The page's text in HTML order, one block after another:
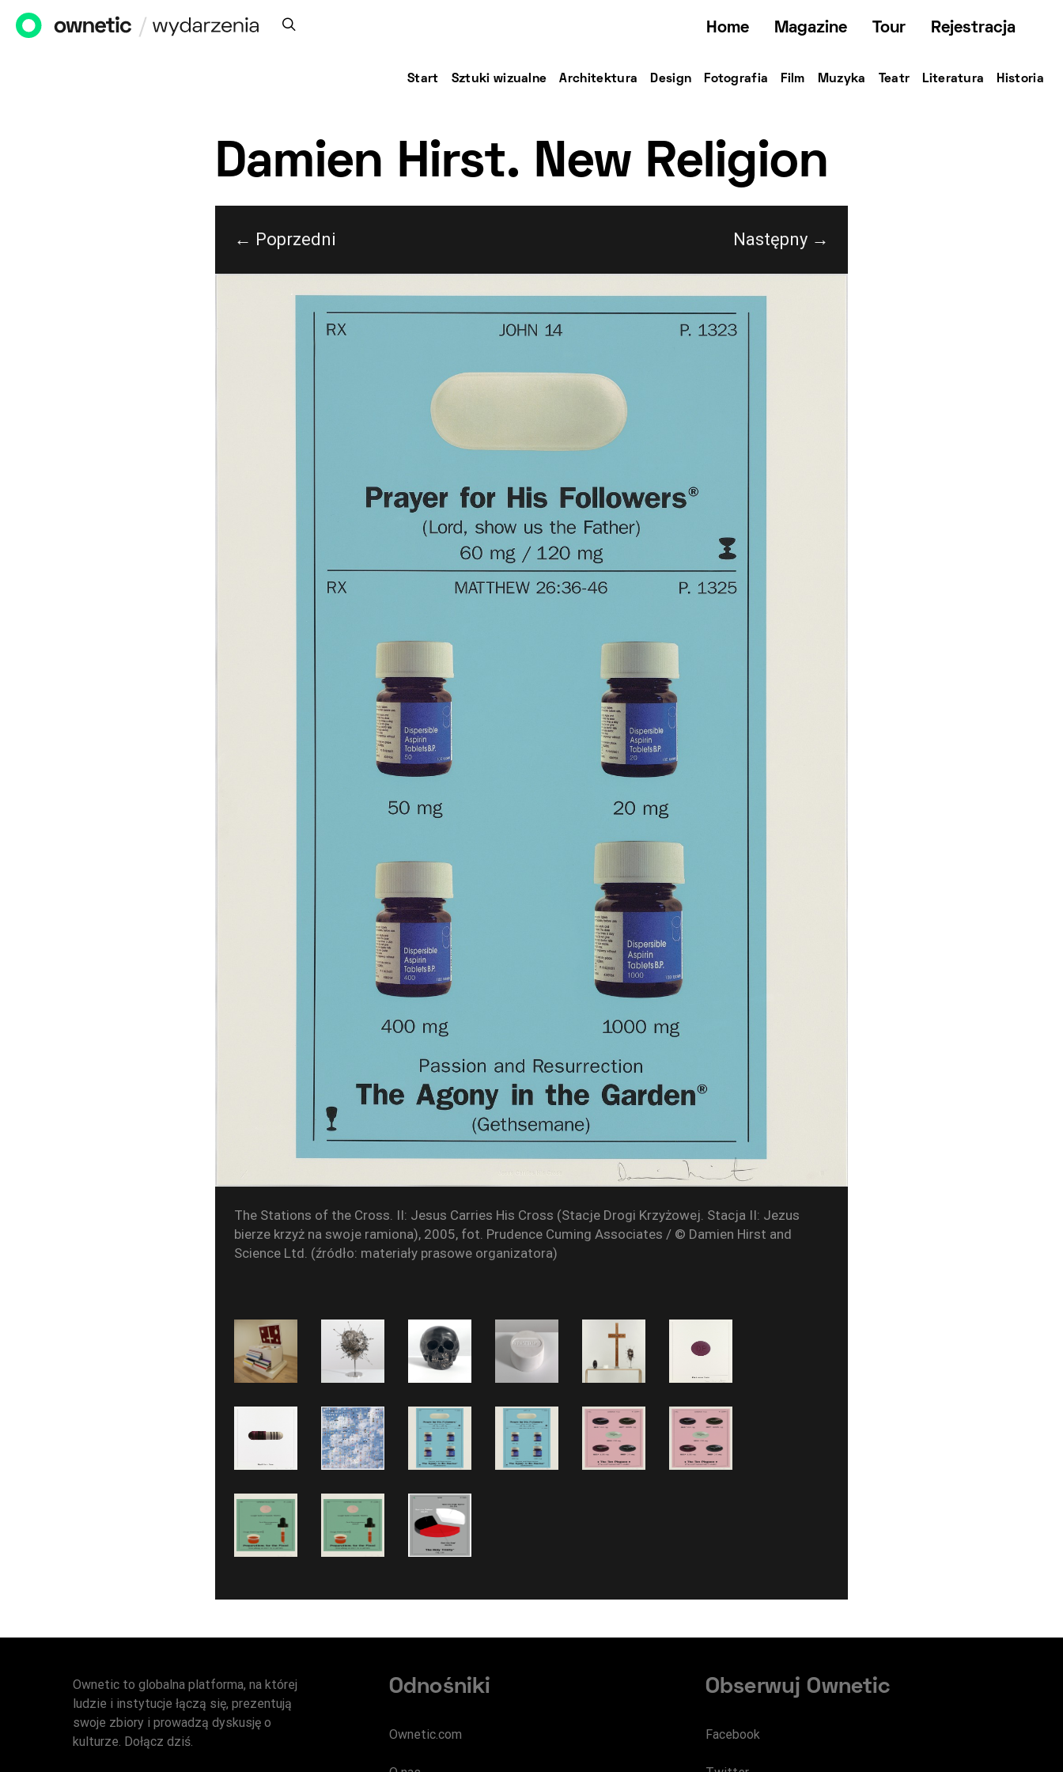
Home Magazine Tour Rejestracja
Start Sztuki wizualne Architektura Design Fotografia Film Muzyka Teatr Literatura Historia
Damien Hirst. New Religion
← Poprzedni Następny →
The Stations of the Cross. II: Jesus Carries His Cross (Stacje Drogi Krzyżowej. Stacja II: Jezus
bierze krzyż na swoje ramiona), 2005, fot. Prudence Cuming Associates / © Damien Hirst and
Science Ltd. (źródło: materiały prasowe organizatora)
Ownetic to globalna platforma, na której
ludzie i instytucje łączą się, prezentują
swoje zbiory i prowadzą dyskusję o
kulturze. Dołącz dziś.
Odnośniki
Ownetic.com
Obserwuj Ownetic
Facebook